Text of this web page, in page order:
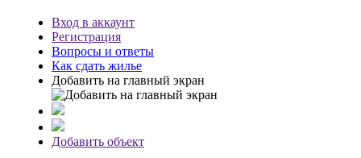
Вход в аккаунт
Регистрация
Вопросы и ответы
Как сдать жилье
Добавить на главный экран
Добавить объект